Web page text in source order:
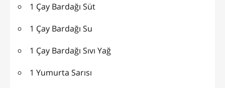
1 Çay Bardağı Süt
1 Çay Bardağı Su
1 Çay Bardağı Sıvı Yağ
1 Yumurta Sarısı